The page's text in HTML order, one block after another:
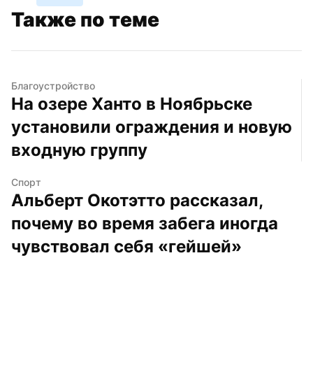
Также по теме
Благоустройство
На озере Ханто в Ноябрьске
установили ограждения и новую
входную группу
Спорт
Альберт Окотэтто рассказал,
почему во время забега иногда
чувствовал себя «гейшей»